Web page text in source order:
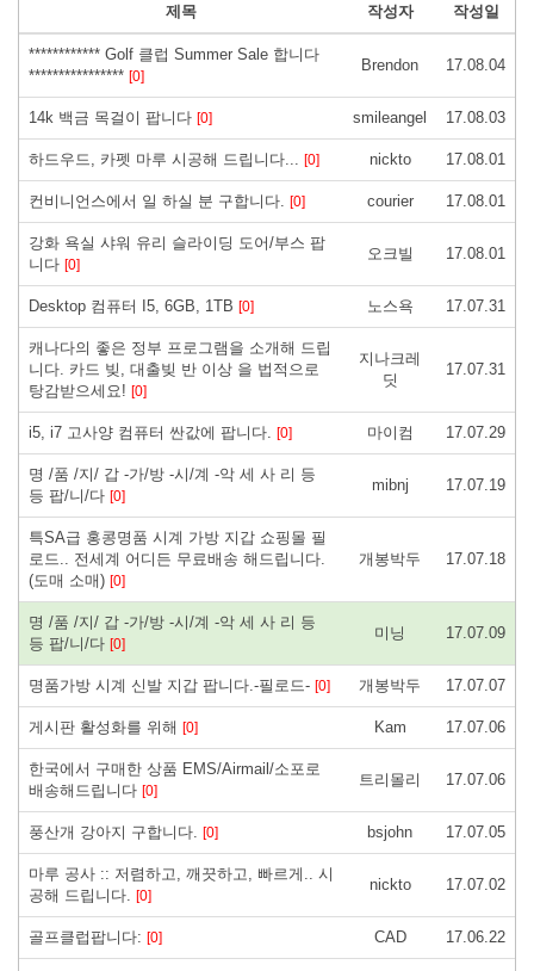
제목 작성자 작성일
************ Golf 클럽 Summer Sale 합니다
**************** [0]
Brendon 17.08.04
14k 백금 목걸이 팝니다 [0] smileangel 17.08.03
하드우드, 카펫 마루 시공해 드립니다... [0] nickto 17.08.01
컨비니언스에서 일 하실 분 구합니다. [0] courier 17.08.01
강화 욕실 샤워 유리 슬라이딩 도어/부스 팝
니다 [0]
오크빌 17.08.01
Desktop 컴퓨터 I5, 6GB, 1TB [0] 노스욕 17.07.31
캐나다의 좋은 정부 프로그램을 소개해 드립
니다. 카드 빚, 대출빚 반 이상 을 법적으로
탕감받으세요! [0]
지나크레
딧
17.07.31
i5, i7 고사양 컴퓨터 싼값에 팝니다. [0] 마이컴 17.07.29
명 /품 /지/ 갑 -가/방 -시/계 -악 세 사 리 등
등 팝/니/다 [0]
mibnj 17.07.19
특SA급 홍콩명품 시계 가방 지갑 쇼핑몰 필
로드.. 전세계 어디든 무료배송 해드립니다.
(도매 소매) [0]
개봉박두 17.07.18
명 /품 /지/ 갑 -가/방 -시/계 -악 세 사 리 등
등 팝/니/다 [0]
미닝 17.07.09
명품가방 시계 신발 지갑 팝니다.-필로드- [0] 개봉박두 17.07.07
게시판 활성화를 위해 [0] Kam 17.07.06
한국에서 구매한 상품 EMS/Airmail/소포로
배송해드립니다 [0]
트리몰리 17.07.06
풍산개 강아지 구합니다. [0] bsjohn 17.07.05
마루 공사 :: 저렴하고, 깨끗하고, 빠르게.. 시
공해 드립니다. [0]
nickto 17.07.02
골프클럽팝니다: [0] CAD 17.06.22